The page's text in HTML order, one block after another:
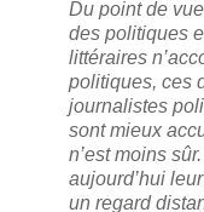
Du point de
des politiques
littéraires
politiques, ces
journalistes
sont mieux
n’est moins
aujourd’hui
un regard